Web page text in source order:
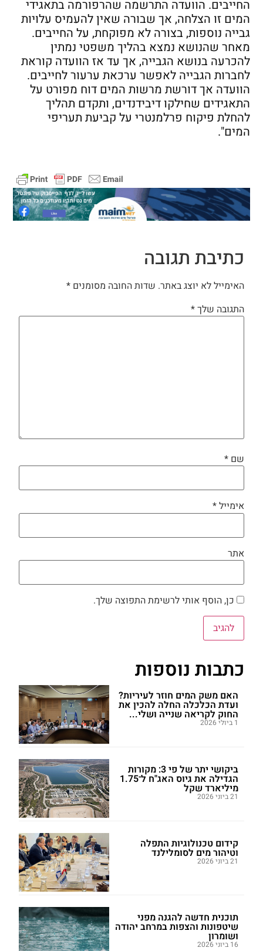
החייבים. הוועדה התרשמה שהרפורמה בתאגידי
המים זו הצלחה, אך שבורה שאין להעמיס עלויות
גבייה נוספות, בצורה לא מפוקחת, על החייבים.
מאחר שהנושא נמצא בהליך משפטי נמתין
להכרעה בנושא הגבייה, אך עד אז הוועדה קוראת
לחברות הגבייה לאפשר ערכאת ערעור לחייבים.
הוועדה אך דורשת מרשות המים דוח מפורט על
התאגידים שחילקו דיבידנדים, ותקדם תהליך
להחלת פיקוח פרלמנטרי על קביעת תעריפי
המים".
כתיבת תגובה
האימייל לא יוצג באתר. שדות החובה מסומנים *
התגובה שלך*
שם *
אימייל*
אתר
כן, הוסף אותי לרשימת התפוצה שלך.
כתבות נוספות
האם משק המים חוזר לעיריות?
ועדת הכלכלה החלה להכין את
החוק לקריאה שנייה ושלי...
1 ביולי 2026
ביקושי יתר של פי 3: מקורות
הגדילה את גיוס האג"ח ל־1.75
מיליארד שקל
21 ביוני 2026
קידום טכנולוגיות התפלה
וטיהור מים לסומלילנד
21 ביוני 2026
תוכנית חדשה להגנה מפני
שיטפונות והצפות במרחב יהודה
ושומרון
16 ביוני 2026